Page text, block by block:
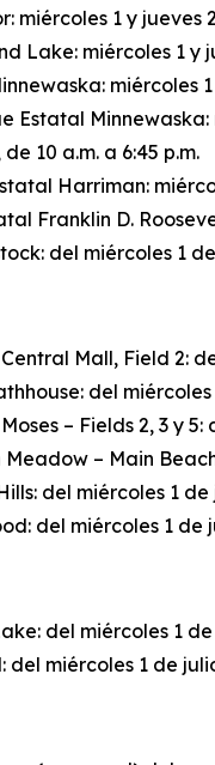
miércoles 1 y jueves
Lake: miércoles 1 y
miércoles
Estatal
10 a.m. a 6:45 p.m.
Harriman:
Franklin D.
del miércoles 1
Mall, Field 2:
del
– Fields 2, 3 y
– Main
del miércoles 1
del miércoles 1 de
del miércoles 1
miércoles 1 de